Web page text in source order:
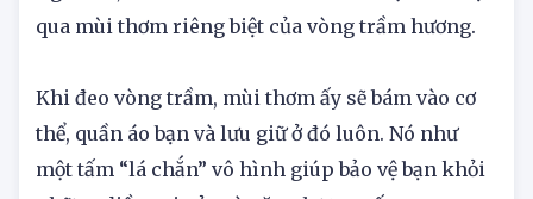
Ngoài ra, thứ linh khí nói trên còn được thể hiện
Khi đeo vòng trầm, mùi thơm ấy sẽ bám vào cơ
thể, quần áo bạn và lưu giữ ở đó luôn. Nó như